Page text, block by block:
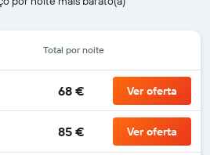
Total por noite
68 € Ver oferta
85 € Ver oferta